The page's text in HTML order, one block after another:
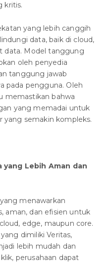
kritis.
yang lebih canggih
data, baik di cloud,
data. Model tanggung
oleh penyedia
tanggung jawab
pada pengguna. Oleh
memastikan bahwa
yang memadai untuk
yang semakin kompleks.
yang Lebih Aman dan
menawarkan
aman, dan efisien untuk
edge, maupun core.
dimiliki Veritas,
lebih mudah dan
perusahaan dapat